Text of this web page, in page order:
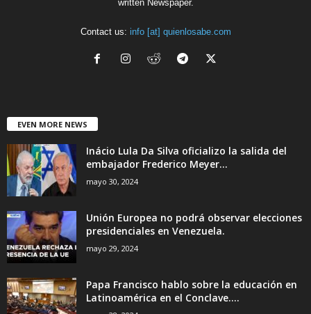
written Newspaper.
Contact us: info [at] quienlosabe.com
EVEN MORE NEWS
Inácio Lula Da Silva oficializo la salida del
embajador Frederico Meyer...
mayo 30, 2024
Unión Europea no podrá observar elecciones
presidenciales en Venezuela.
mayo 29, 2024
Papa Francisco hablo sobre la educación en
Latinoamérica en el Conclave....